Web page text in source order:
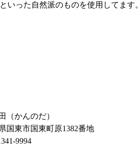
いった自然派のものを使用してます
（かんのだ）
国東市国東町原1382番地
9994